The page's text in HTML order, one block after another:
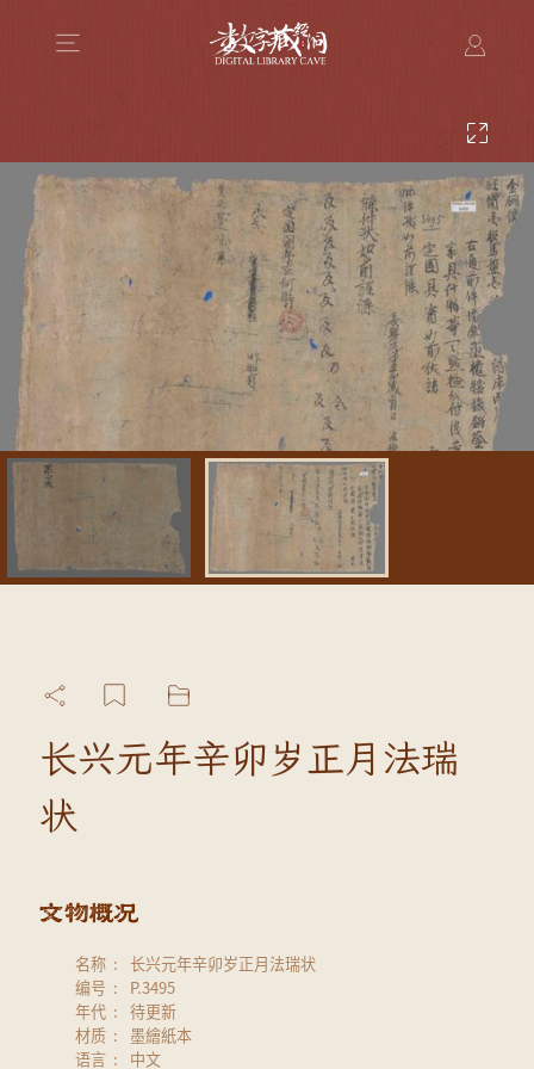
长兴元年辛卯岁正月法瑞
状
名称
长兴元年辛卯岁正月法瑞状
编号
P.3495
年代
待更新
材质
墨繪紙本
语言
中文